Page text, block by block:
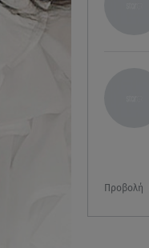
Προβολή